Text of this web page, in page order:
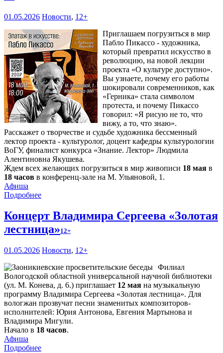
01.05.2026 Новости, 12+
Приглашаем погрузиться в мир
Пабло Пикассо - художника,
который превратил искусство в
революцию, на новой лекции
проекта «О культуре доступно».
Вы узнаете, почему его работы
шокировали современников, как
«Герника» стала символом
протеста, и почему Пикассо
говорил: «Я рисую не то, что
вижу, а то, что знаю».
Расскажет о творчестве и судьбе художника бессменный
лектор проекта - культуролог, доцент кафедры культурологии
ВоГУ, финалист конкурса «Знание. Лектор» Людмила
Алентиновна Якушева.
Ждем всех желающих погрузиться в мир живописи 18 мая в
18 часов в конференц-зале на М. Ульяновой, 1.
Афиша
Подробнее
Концерт Владимира Сергеева «Золотая
лестница»12+
01.05.2026 Новости, 12+
Филиал
Вологодской областной универсальной научной библиотеки
(ул. М. Конева, д. 6.) приглашает 12 мая на музыкальную
программу Владимира Сергеева «Золотая лестница». Для
вологжан прозвучат песни знаменитых композиторов-
исполнителей: Юрия Антонова, Евгения Мартынова и
Владимира Мигули.
Начало в 18 часов.
Афиша
Подробнее